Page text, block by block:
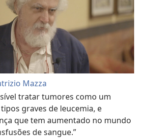
Mazza
tratar tumores como um
graves de leucemia, e
que tem aumentado no mundo
de sangue.”